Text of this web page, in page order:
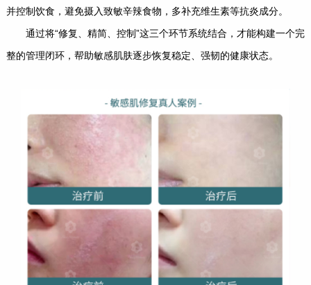
并控制饮食，避免摄入致敏辛辣食物，多补充维生素等抗炎成分。
通过将“修复、精简、控制”这三个环节系统结合，才能构建一个完
整的管理闭环，帮助敏感肌肤逐步恢复稳定、强韧的健康状态。